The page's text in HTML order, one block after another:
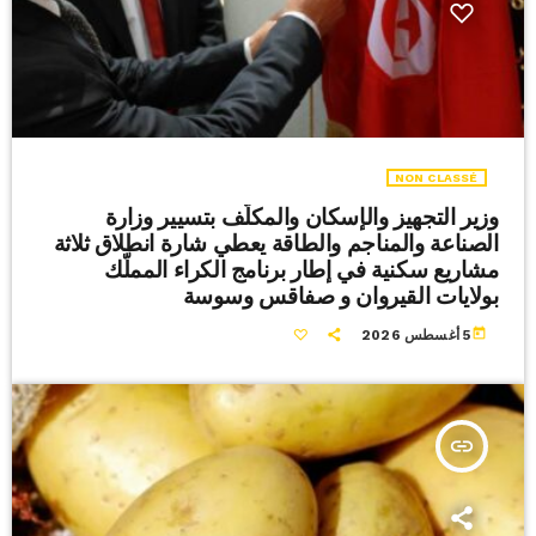
NON CLASSÉ
وزير التجهيز والإسكان والمكلّف بتسيير وزارة
الصناعة والمناجم والطاقة يعطي شارة انطلاق ثلاثة
مشاريع سكنية في إطار برنامج الكراء المملّك
بولايات القيروان و صفاقس وسوسة
today 5 أغسطس 2026
insert_link